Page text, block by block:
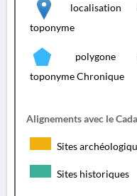
localisation
toponyme
polygone
toponyme Chronique
Alignements avec le
Sites
Sites historiques